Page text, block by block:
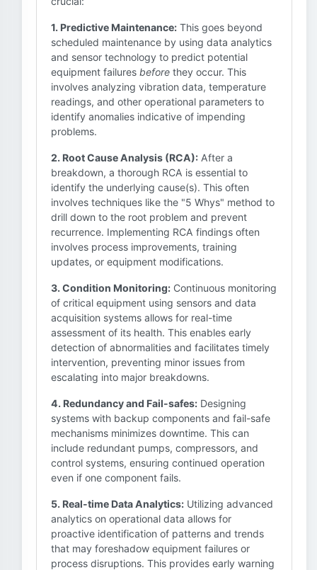
1. Predictive Maintenance: This goes beyond
scheduled maintenance by using data analytics
and sensor technology to predict potential
equipment failures before they occur. This
involves analyzing vibration data, temperature
readings, and other operational parameters to
identify anomalies indicative of impending
problems.
2. Root Cause Analysis (RCA): After a
breakdown, a thorough RCA is essential to
identify the underlying cause(s). This often
involves techniques like the "5 Whys" method to
drill down to the root problem and prevent
recurrence. Implementing RCA findings often
involves process improvements, training
updates, or equipment modifications.
3. Condition Monitoring: Continuous monitoring
of critical equipment using sensors and data
acquisition systems allows for real-time
assessment of its health. This enables early
detection of abnormalities and facilitates timely
intervention, preventing minor issues from
escalating into major breakdowns.
4. Redundancy and Fail-safes: Designing
systems with backup components and fail-safe
mechanisms minimizes downtime. This can
include redundant pumps, compressors, and
control systems, ensuring continued operation
even if one component fails.
5. Real-time Data Analytics: Utilizing advanced
analytics on operational data allows for
proactive identification of patterns and trends
that may foreshadow equipment failures or
process disruptions. This provides early warning